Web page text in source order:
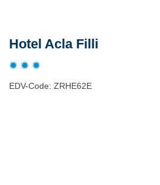
Hotel Acla Filli
EDV-Code: ZRHE62E